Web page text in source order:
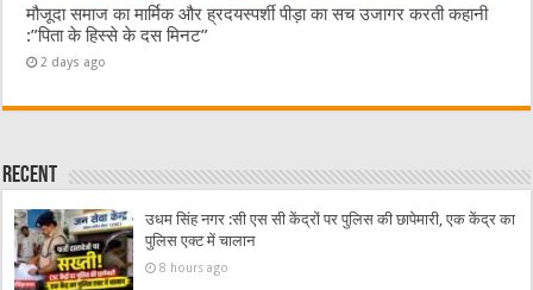
मौजूदा समाज का मार्मिक और ह्रदयस्पर्शी पीड़ा का सच उजागर करती कहानी
:”पिता के हिस्से के दस मिनट”
2 days ago
Recent
उधम सिंह नगर :सी एस सी केंद्रों पर पुलिस की छापेमारी, एक केंद्र का
पुलिस एक्ट में चालान
8 hours ago